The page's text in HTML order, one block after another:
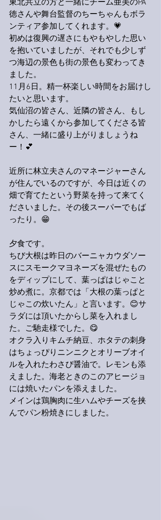
東北共立の方と一緒にチーム亜美のPA
徳さんや舞台監督のちーちゃんもボラ
ンティア参加してくれます。💗
初めは復興の遅さにもやもやした思い
を抱いていましたが、それでも少しず
つ海辺の景色も街の景色も変わってき
ました。
11月6日。精一杯楽しい時間をお届けし
たいと思います。
気仙沼の皆さん、近隣の皆さん、もし
かしたら遠くから参加してくださる皆
さん、一緒に盛り上がりましょうね
ー！💕
近所に林立夫さんのマネージャーさん
が住んでいるのですが、今日は近くの
畑で育てたという野菜を持って来てく
ださいました。その後スーパーでもば
ったり。😁
夕食です。
ちび大根は昨日のバーニャカウダソー
スにスモークマヨネーズを混ぜたもの
をディップにして、葉っぱはじゃこと
炒め煮に。京都では「大根の葉っぱと
じゃこの炊いたん」と言います。😊サ
ラダには頂いたからし菜を入れまし
た。ご馳走様でした。😋
オクラ入りキムチ納豆、ホタテの刺身
はちょっぴりニンニクとオリーブオイ
ルを入れたわさび醤油で。レモンも添
えました。海老ときのこのアヒージョ
には焼いたパンを添えました。
メインは鶏胸肉に生ハムやチーズを挟
んでパン粉焼きにしました。